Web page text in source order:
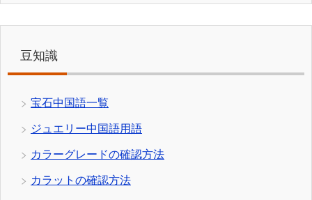
豆知識
宝石中国語一覧
ジュエリー中国語用語
カラーグレードの確認方法
カラットの確認方法